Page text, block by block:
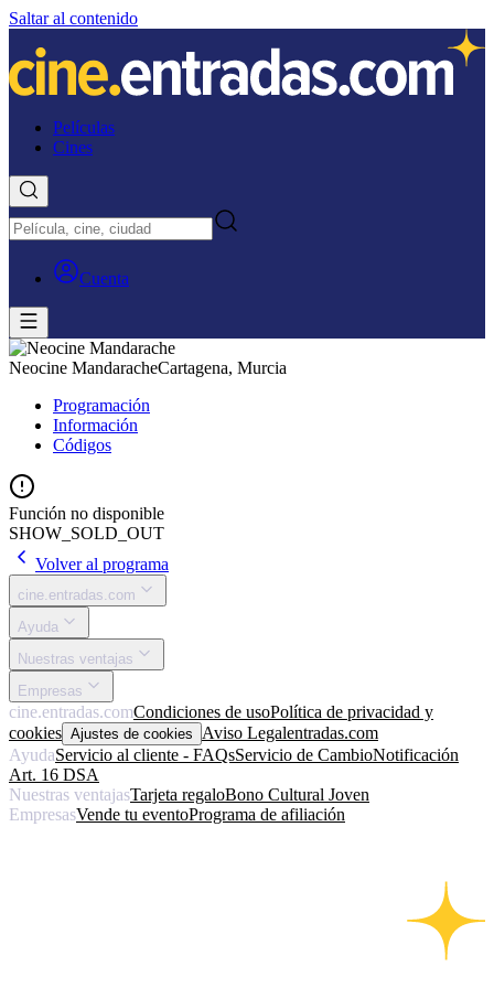
Saltar al contenido
Películas
Cines
Cuenta
Neocine MandaracheCartagena, Murcia
Programación
Información
Códigos
Función no disponible
SHOW_SOLD_OUT
Volver al programa
cine.entradas.com
Ayuda
Nuestras ventajas
Empresas
cine.entradas.comCondiciones de usoPolítica de privacidad y
cookies Ajustes de cookies Aviso Legalentradas.com
AyudaServicio al cliente - FAQsServicio de CambioNotificación
Art. 16 DSA
Nuestras ventajasTarjeta regaloBono Cultural Joven
EmpresasVende tu eventoPrograma de afiliación